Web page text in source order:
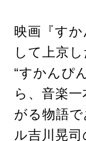
映画『す
して上京
“すかんぴ
ら、音楽
がる物語
ル吉川晃